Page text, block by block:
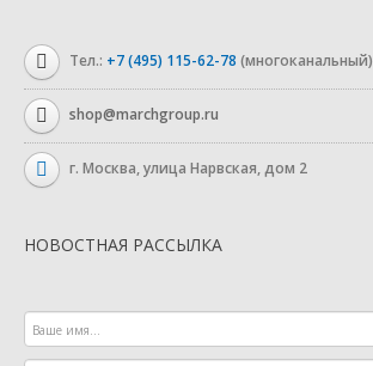
Тел.: +7 (495) 115-62-78 (многоканальный)
shop@marchgroup.ru
г. Москва, улица Нарвская, дом 2
НОВОСТНАЯ РАССЫЛКА